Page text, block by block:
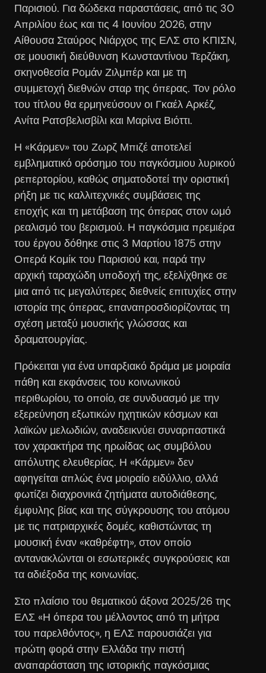
Παρισιού. Για δώδεκα παραστάσεις, από τις 30
Απριλίου έως και τις 4 Ιουνίου 2026, στην
Αίθουσα Σταύρος Νιάρχος της ΕΛΣ στο ΚΠΙΣΝ,
σε μουσική διεύθυνση Κωνσταντίνου Τερζάκη,
σκηνοθεσία Ρομάν Ζιλμπέρ και με τη
συμμετοχή διεθνών σταρ της όπερας. Τον ρόλο
του τίτλου θα ερμηνεύσουν οι Γκαέλ Αρκέζ,
Ανίτα Ρατσβελισβίλι και Μαρίνα Βιόττι.
Η «Κάρμεν» του Ζωρζ Μπιζέ αποτελεί
εμβληματικό ορόσημο του παγκόσμιου λυρικού
ρεπερτορίου, καθώς σηματοδοτεί την οριστική
ρήξη με τις καλλιτεχνικές συμβάσεις της
εποχής και τη μετάβαση της όπερας στον ωμό
ρεαλισμό του βερισμού. Η παγκόσμια πρεμιέρα
του έργου δόθηκε στις 3 Μαρτίου 1875 στην
Οπερά Κομίκ του Παρισιού και, παρά την
αρχική ταραχώδη υποδοχή της, εξελίχθηκε σε
μια από τις μεγαλύτερες διεθνείς επιτυχίες στην
ιστορία της όπερας, επαναπροσδιορίζοντας τη
σχέση μεταξύ μουσικής γλώσσας και
δραματουργίας.
Πρόκειται για ένα υπαρξιακό δράμα με μοιραία
πάθη και εκφάνσεις του κοινωνικού
περιθωρίου, το οποίο, σε συνδυασμό με την
εξερεύνηση εξωτικών ηχητικών κόσμων και
λαϊκών μελωδιών, αναδεικνύει συναρπαστικά
τον χαρακτήρα της ηρωίδας ως συμβόλου
απόλυτης ελευθερίας. Η «Κάρμεν» δεν
αφηγείται απλώς ένα μοιραίο ειδύλλιο, αλλά
φωτίζει διαχρονικά ζητήματα αυτοδιάθεσης,
έμφυλης βίας και της σύγκρουσης του ατόμου
με τις πατριαρχικές δομές, καθιστώντας τη
μουσική έναν «καθρέφτη», στον οποίο
αντανακλώνται οι εσωτερικές συγκρούσεις και
τα αδιέξοδα της κοινωνίας.
Στο πλαίσιο του θεματικού άξονα 2025/26 της
ΕΛΣ «Η όπερα του μέλλοντος από τη μήτρα
του παρελθόντος», η ΕΛΣ παρουσιάζει για
πρώτη φορά στην Ελλάδα την πιστή
αναπαράσταση της ιστορικής παγκόσμιας